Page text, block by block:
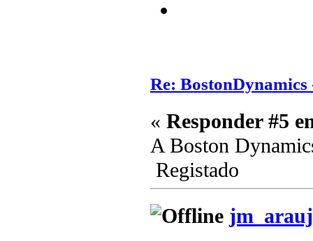
Re:
« Responder #5
A Boston
Registado